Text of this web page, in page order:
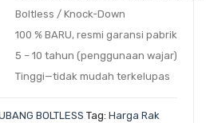
Boltless / Knock-Down
100 % BARU, resmi garansi pabrik
5 – 10 tahun (penggunaan wajar)
Tinggi—tidak mudah terkelupas
BOLTLESS Tag: Harga Rak